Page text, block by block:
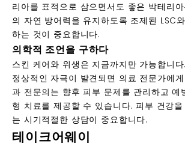
리아를 표적으로 삼으면서도 좋은 박테리
의 자연 방어력을 유지하도록 조제된 LSC
하는 것이 중요합니다.
의학적 조언을 구하다
스킨 케어와 위생은 지금까지만 가능합니
정상적인 자극이 발견되면 의료 전문가에
과 전문의는 향후 피부 문제를 관리하고 예
형 치료를 제공할 수 있습니다. 피부 건강
는 시기적절한 상담이 중요합니다.
테이크어웨이